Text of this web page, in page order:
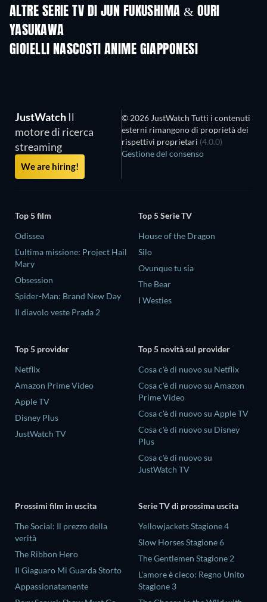
ALTRE SERIE TV DI JUN FUKUSHIMA & OURI
YASUKAWA
GIOIELLI NASCOSTI ANIME GIAPPONESI
TV
JustWatch Il
motore di ricerca
streaming
We are hiring!
© 2026 JustWatch Tutti i contenuti
esterni rimangono di proprietà dei
rispettivi proprietari (4.0.0)
Gestione del consenso
Top 5 film
Odissea
L'ultima missione: Project Hail
Mary
Obsession
Spider-Man: Brand New Day
Il diavolo veste Prada 2
Top 5 Serie TV
House of the Dragon
Silo
Ovunque tu sia
The Bear
I Westies
Top 5 provider
Netflix
Amazon Prime Video
Apple TV
Disney Plus
JustWatch TV
Top 5 novità sul provider
Cosa c'è di nuovo su Netflix
Cosa c'è di nuovo su Amazon
Prime Video
Cosa c'è di nuovo su Apple TV
Cosa c'è di nuovo su Disney
Plus
Cosa c'è di nuovo su
JustWatch TV
Prossimi film in uscita
The Social: Il prezzo della
verità
The Ribbon Hero
Il Giaguaro Mi Guarda Storto
Appassionatamente
Serie TV di prossima uscita
Yellowjackets Stagione 4
Slow Horses Stagione 6
The Gentlemen Stagione 2
L'amore è cieco: Regno Unito
Stagione 3